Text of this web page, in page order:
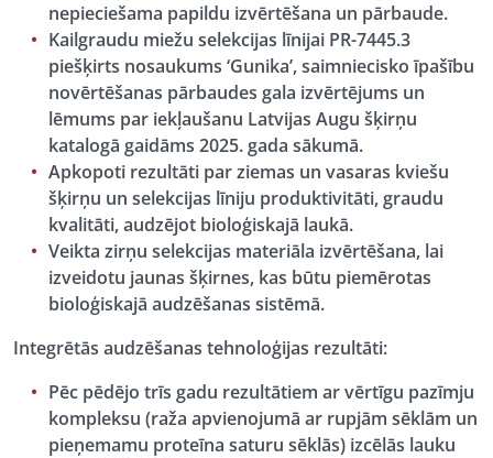
nepieciešama papildu izvērtēšana un pārbaude.
Kailgraudu miežu selekcijas līnijai PR-7445.3
piešķirts nosaukums ‘Gunika’, saimniecisko īpašību
novērtēšanas pārbaudes gala izvērtējums un
lēmums par iekļaušanu Latvijas Augu šķirņu
katalogā gaidāms 2025. gada sākumā.
Apkopoti rezultāti parziemas un vasaras kviešu
šķirņu un selekcijas līniju produktivitāti, graudu
kvalitāti, audzējot bioloģiskajā laukā.
Veikta zirņu selekcijas materiāla izvērtēšana, lai
izveidotu jaunas šķirnes, kas būtu piemērotas
bioloģiskajā audzēšanas sistēmā.
Integrētās audzēšanas tehnoloģijas rezultāti:
Pēc pēdējo trīs gadu rezultātiem ar vērtīgu pazīmju
kompleksu (raža apvienojumā ar rupjām sēklām un
pieņemamu proteīna saturu sēklās) izcēlās lauku